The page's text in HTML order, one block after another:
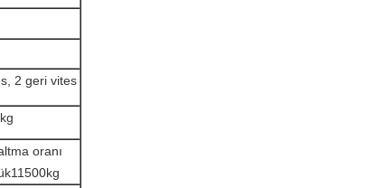
2 geri vites
oranı